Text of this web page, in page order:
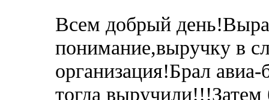
Всем добрый
понимание,выручку в
организация!Брал
тогда выручили!!!Затем